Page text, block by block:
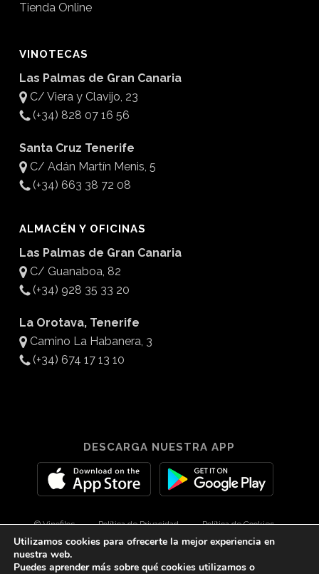
Tienda Online
VINOTECAS
Las Palmas de Gran Canaria
C/ Viera y Clavijo, 23
(+34) 828 07 16 56
Santa Cruz Tenerife
C/ Adán Martín Menis, 5
(+34) 663 38 72 08
ALMACÉN Y OFICINAS
Las Palmas de Gran Canaria
C/ Guanaboa, 82
(+34) 928 35 33 20
La Orotava, Tenerife
Camino La Habanera, 3
(+34) 674 17 13 10
DESCARGA NUESTRA APP
© Vinofilos Política de Privacidad Política de Cookies
Aviso Legal Diseño por 3Com Maketing
Utilizamos cookies para ofrecerte la mejor experiencia en
nuestra web.
Puedes aprender más sobre qué cookies utilizamos o